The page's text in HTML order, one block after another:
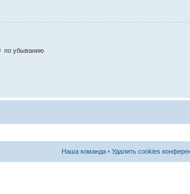
по убыванию
Наша команда • Удалить cookies